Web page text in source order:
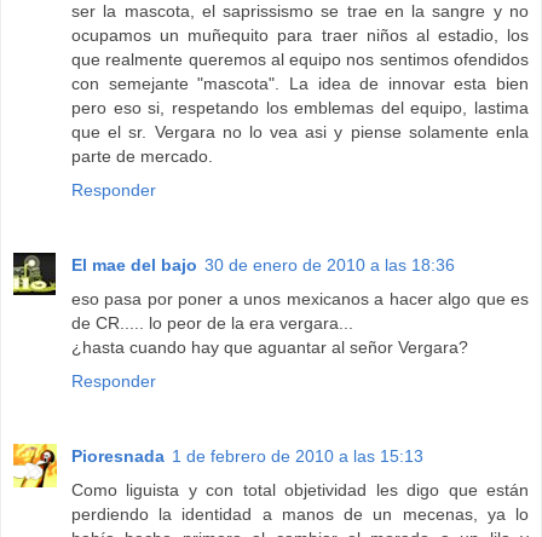
ser la mascota, el saprissismo se trae en la sangre y no
ocupamos un muñequito para traer niños al estadio, los
que realmente queremos al equipo nos sentimos ofendidos
con semejante "mascota". La idea de innovar esta bien
pero eso si, respetando los emblemas del equipo, lastima
que el sr. Vergara no lo vea asi y piense solamente enla
parte de mercado.
Responder
El mae del bajo 30 de enero de 2010 a las 18:36
eso pasa por poner a unos mexicanos a hacer algo que es
de CR..... lo peor de la era vergara...
¿hasta cuando hay que aguantar al señor Vergara?
Responder
Pioresnada 1 de febrero de 2010 a las 15:13
Como liguista y con total objetividad les digo que están
perdiendo la identidad a manos de un mecenas, ya lo